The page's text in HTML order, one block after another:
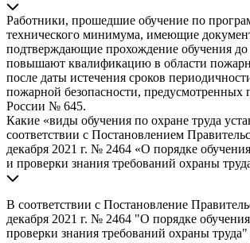
Работники, прошедшие обучение по
технического минимума, имеющие
подтверждающие прохождение обучения до
повышают квалификацию в области
после даты истечения сроков
пожарной безопасности,
России № 645.
Какие «виды обучения по охране труда
соответствии с Постановлением
декабря 2021 г. № 2464 «О порядке
и проверки знания требований охраны
В соответствии с Постановление
декабря 2021 г. № 2464 "О порядке
проверки знания требований охраны